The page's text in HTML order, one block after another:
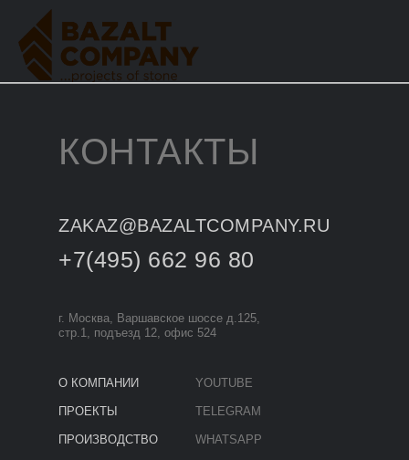
г. Москва, Варшавское шоссе д.125,
стр.1, подъезд 12, офис 524
+7(495) 662 96 80
ZAKAZ@BAZALTCOMPANY.RU
WHATSAPP
TELEGRAM
YOUTUBE
КОНТАКТЫ
ПРОИЗВОДСТВО
ПРОЕКТЫ
О КОМПАНИИ